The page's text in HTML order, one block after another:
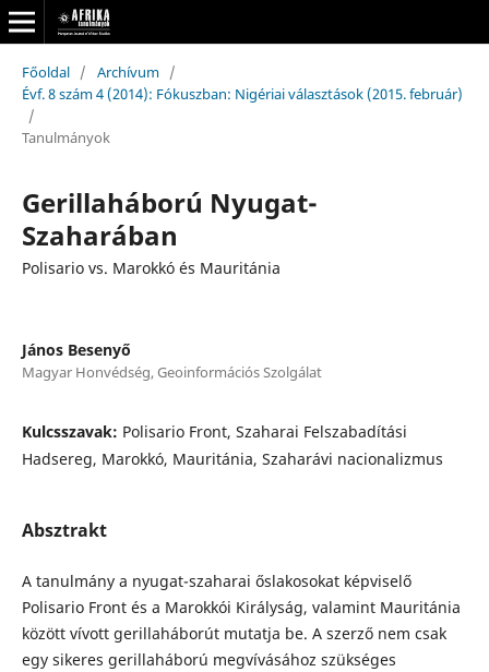
Főoldal / Archívum /
Évf. 8 szám 4 (2014): Fókuszban: Nigériai választások (2015. február)
/
Tanulmányok
Gerillaháború Nyugat-
Szaharában
Polisario vs. Marokkó és Mauritánia
János Besenyő
Magyar Honvédség, Geoinformációs Szolgálat
Kulcsszavak: Polisario Front, Szaharai Felszabadítási
Hadsereg, Marokkó, Mauritánia, Szaharávi nacionalizmus
Absztrakt
A tanulmány a nyugat-szaharai őslakosokat képviselő
Polisario Front és a Marokkói Királyság, valamint Mauritánia
között vívott gerillaháborút mutatja be. A szerző nem csak
egy sikeres gerillaháború megvívásához szükséges